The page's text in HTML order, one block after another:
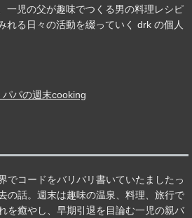
一児の父が趣味でつくる男の料理レシピ
れる日々の活動を綴っていく drk の個人
パの週末cooking
でコードをバリバリ書いていたましたっ
の話。週末は趣味の温泉、料理、旅行で
を癒やし、早期引退を目論む一児の親バ